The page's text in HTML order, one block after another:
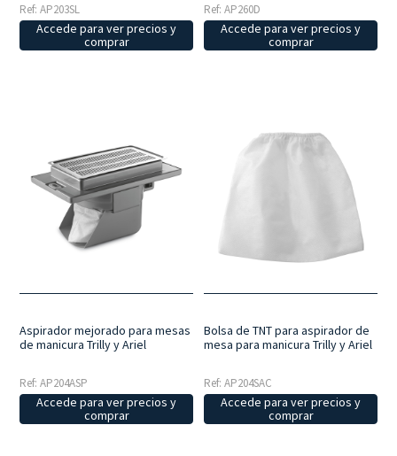
Ref: AP203SL
Accede para ver precios y
comprar
Ref: AP260D
Accede para ver precios y
comprar
Aspirador mejorado para mesas
de manicura Trilly y Ariel
Ref: AP204ASP
Accede para ver precios y
comprar
Bolsa de TNT para aspirador de
mesa para manicura Trilly y Ariel
Ref: AP204SAC
Accede para ver precios y
comprar